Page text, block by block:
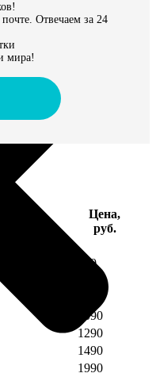
Отвечаем за 24
мира!
Цена,
руб.
690
1090
1290
1490
1990